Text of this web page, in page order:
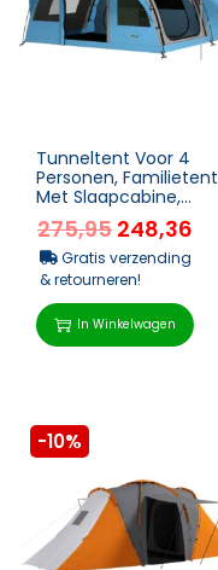
Tunneltent Voor 4
Personen, Familietent
Met Slaapcabine,
Voortent, Afneembare
Scheidingswand,
Ramen,...
275,95 248,36
Gratis verzending
& retourneren!
In Winkelwagen
-10%